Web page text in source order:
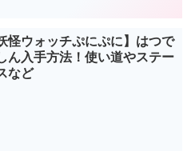
怪ウォッチぷにぷに】はつで
ん入手方法！使い道やステー
など